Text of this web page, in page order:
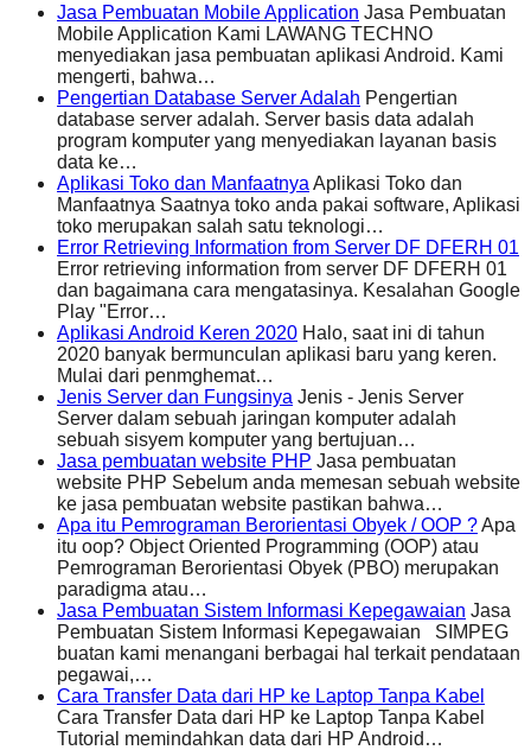
Jasa Pembuatan Mobile Application Jasa Pembuatan
Mobile Application Kami LAWANG TECHNO
menyediakan jasa pembuatan aplikasi Android. Kami
mengerti, bahwa…
Pengertian Database Server Adalah Pengertian
database server adalah. Server basis data adalah
program komputer yang menyediakan layanan basis
data ke…
Aplikasi Toko dan Manfaatnya Aplikasi Toko dan
Manfaatnya Saatnya toko anda pakai software, Aplikasi
toko merupakan salah satu teknologi…
Error Retrieving Information from Server DF DFERH 01
Error retrieving information from server DF DFERH 01
dan bagaimana cara mengatasinya. Kesalahan Google
Play "Error…
Aplikasi Android Keren 2020 Halo, saat ini di tahun
2020 banyak bermunculan aplikasi baru yang keren.
Mulai dari penmghemat…
Jenis Server dan Fungsinya Jenis - Jenis Server
Server dalam sebuah jaringan komputer adalah
sebuah sisyem komputer yang bertujuan…
Jasa pembuatan website PHP Jasa pembuatan
website PHP Sebelum anda memesan sebuah website
ke jasa pembuatan website pastikan bahwa…
Apa itu Pemrograman Berorientasi Obyek / OOP ?Apa
itu oop? Object Oriented Programming (OOP) atau
Pemrograman Berorientasi Obyek (PBO) merupakan
paradigma atau…
Jasa Pembuatan Sistem Informasi Kepegawaian Jasa
Pembuatan Sistem Informasi Kepegawaian SIMPEG
buatan kami menangani berbagai hal terkait pendataan
pegawai,…
Cara Transfer Data dari HP ke Laptop Tanpa Kabel
Cara Transfer Data dari HP ke Laptop Tanpa Kabel
Tutorial memindahkan data dari HP Android…